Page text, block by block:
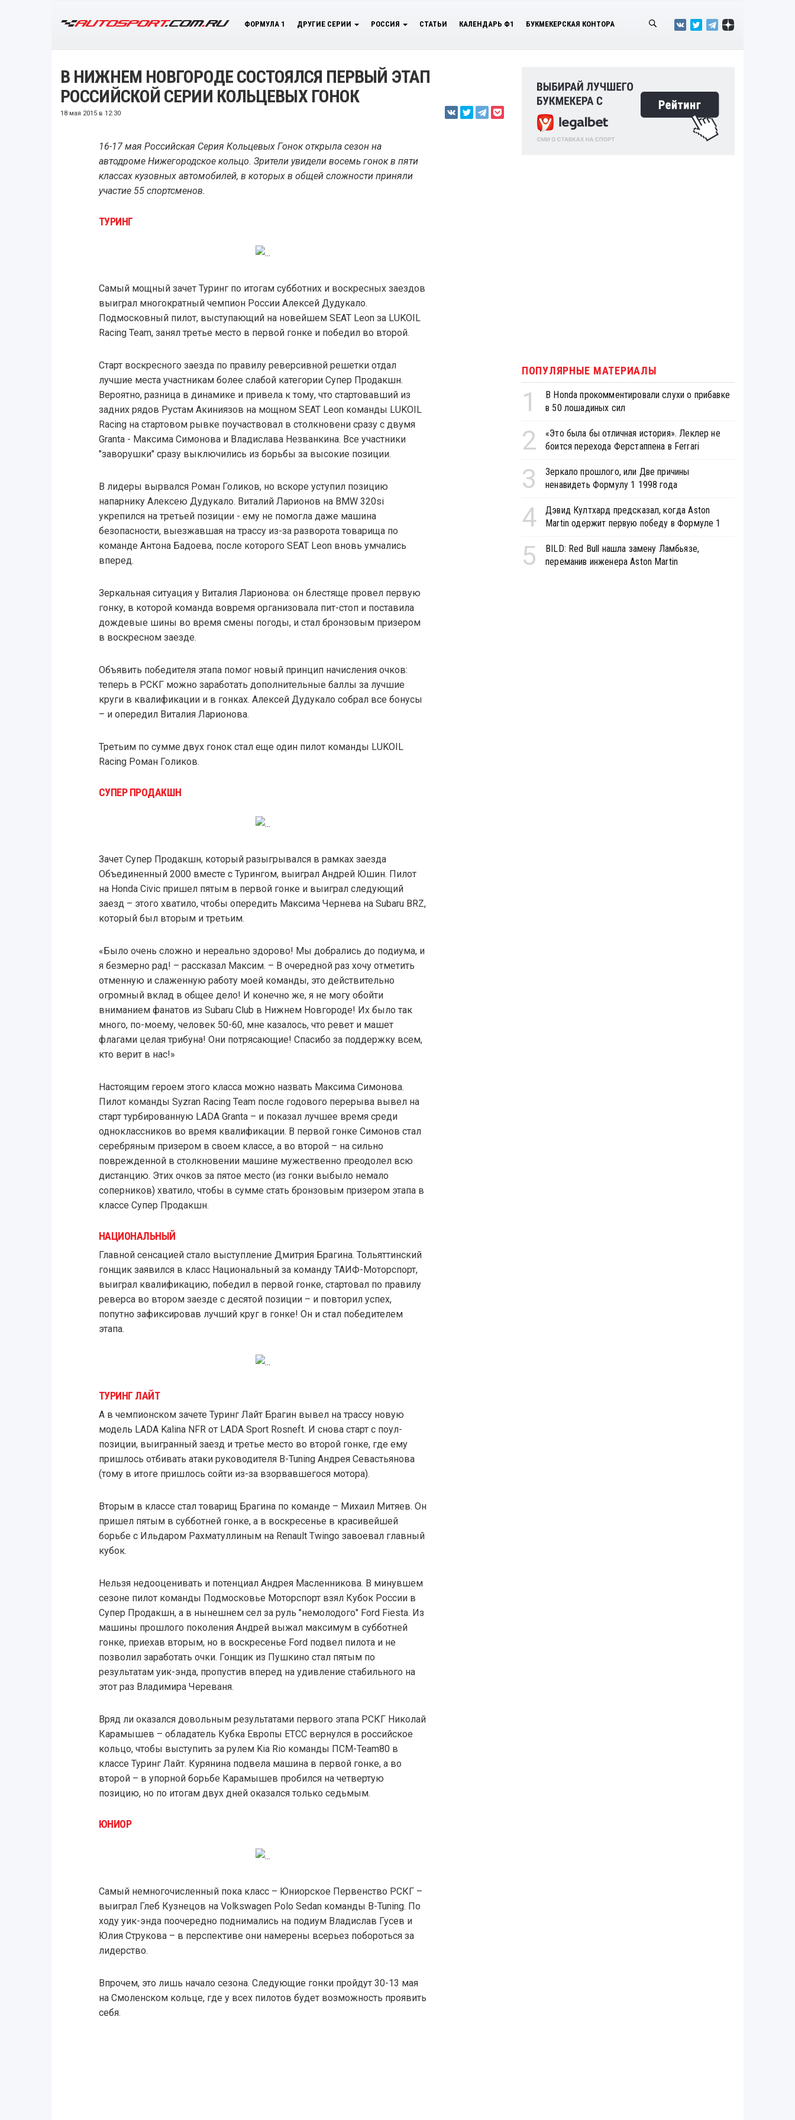
ФОРМУЛА 1 ДРУГИЕ СЕРИИ РОССИЯ СТАТЬИ КАЛЕНДАРЬ Ф1 БУКМЕКЕРСКАЯ КОНТОРА
В НИЖНЕМ НОВГОРОДЕ СОСТОЯЛСЯ ПЕРВЫЙ ЭТАП
РОССИЙСКОЙ СЕРИИ КОЛЬЦЕВЫХ ГОНОК
18 мая 2015 в 12:30
16-17 мая Российская Серия Кольцевых Гонок открыла сезон на
автодроме Нижегородское кольцо. Зрители увидели восемь гонок в пяти
классах кузовных автомобилей, в которых в общей сложности приняли
участие 55 спортсменов.
ТУРИНГ
Самый мощный зачет Туринг по итогам субботних и воскресных заездов
выиграл многократный чемпион России Алексей Дудукало.
Подмосковный пилот, выступающий на новейшем SEAT Leon за LUKOIL
Racing Team, занял третье место в первой гонке и победил во второй.
Старт воскресного заезда по правилу реверсивной решетки отдал
лучшие места участникам более слабой категории Супер Продакшн.
Вероятно, разница в динамике и привела к тому, что стартовавший из
задних рядов Рустам Акиниязов на мощном SEAT Leon команды LUKOIL
Racing на стартовом рывке поучаствовал в столкновени сразу с двумя
Granta - Максима Симонова и Владислава Незванкина. Все участники
"заворушки" сразу выключились из борьбы за высокие позиции.
В лидеры вырвался Роман Голиков, но вскоре уступил позицию
напарнику Алексею Дудукало. Виталий Ларионов на BMW 320si
укрепился на третьей позиции - ему не помогла даже машина
безопасности, выезжавшая на трассу из-за разворота товарища по
команде Антона Бадоева, после которого SEAT Leon вновь умчались
вперед.
Зеркальная ситуация у Виталия Ларионова: он блестяще провел первую
гонку, в которой команда вовремя организовала пит-стоп и поставила
дождевые шины во время смены погоды, и стал бронзовым призером
в воскресном заезде.
Объявить победителя этапа помог новый принцип начисления очков:
теперь в РСКГ можно заработать дополнительные баллы за лучшие
круги в квалификации и в гонках. Алексей Дудукало собрал все бонусы
– и опередил Виталия Ларионова.
Третьим по сумме двух гонок стал еще один пилот команды LUKOIL
Racing Роман Голиков.
СУПЕР ПРОДАКШН
Зачет Супер Продакшн, который разыгрывался в рамках заезда
Объединенный 2000 вместе с Турингом, выиграл Андрей Юшин. Пилот
на Honda Civic пришел пятым в первой гонке и выиграл следующий
заезд – этого хватило, чтобы опередить Максима Чернева на Subaru BRZ,
который был вторым и третьим.
«Было очень сложно и нереально здорово! Мы добрались до подиума, и
я безмерно рад! – рассказал Максим. – В очередной раз хочу отметить
отменную и слаженную работу моей команды, это действительно
огромный вклад в общее дело! И конечно же, я не могу обойти
вниманием фанатов из Subaru Club в Нижнем Новгороде! Их было так
много, по-моему, человек 50-60, мне казалось, что ревет и машет
флагами целая трибуна! Они потрясающие! Спасибо за поддержку всем,
кто верит в нас!»
Настоящим героем этого класса можно назвать Максима Симонова.
Пилот команды Syzran Racing Team после годового перерыва вывел на
старт турбированную LADA Granta – и показал лучшее время среди
одноклассников во время квалификации. В первой гонке Симонов стал
серебряным призером в своем классе, а во второй – на сильно
поврежденной в столкновении машине мужественно преодолел всю
дистанцию. Этих очков за пятое место (из гонки выбыло немало
соперников) хватило, чтобы в сумме стать бронзовым призером этапа в
классе Супер Продакшн.
НАЦИОНАЛЬНЫЙ
Главной сенсацией стало выступление Дмитрия Брагина. Тольяттинский
гонщик заявился в класс Национальный за команду ТАИФ-Моторспорт,
выиграл квалификацию, победил в первой гонке, стартовал по правилу
реверса во втором заезде с десятой позиции – и повторил успех,
попутно зафиксировав лучший круг в гонке! Он и стал победителем
этапа.
ТУРИНГ ЛАЙТ
А в чемпионском зачете Туринг Лайт Брагин вывел на трассу новую
модель LADA Kalina NFR от LADA Sport Rosneft. И снова старт с поул-
позиции, выигранный заезд и третье место во второй гонке, где ему
пришлось отбивать атаки руководителя B-Tuning Андрея Севастьянова
(тому в итоге пришлось сойти из-за взорвавшегося мотора).
Вторым в классе стал товарищ Брагина по команде – Михаил Митяев. Он
пришел пятым в субботней гонке, а в воскресенье в красивейшей
борьбе с Ильдаром Рахматуллиным на Renault Twingo завоевал главный
кубок.
Нельзя недооценивать и потенциал Андрея Масленникова. В минувшем
сезоне пилот команды Подмосковье Моторспорт взял Кубок России в
Супер Продакшн, а в нынешнем сел за руль "немолодого" Ford Fiesta. Из
машины прошлого поколения Андрей выжал максимум в субботней
гонке, приехав вторым, но в воскресенье Ford подвел пилота и не
позволил заработать очки. Гонщик из Пушкино стал пятым по
результатам уик-энда, пропустив вперед на удивление стабильного на
этот раз Владимира Череваня.
Вряд ли оказался довольным результатами первого этапа РСКГ Николай
Карамышев – обладатель Кубка Европы ETCC вернулся в российское
кольцо, чтобы выступить за рулем Kia Rio команды ПСМ-Team80 в
классе Туринг Лайт. Курянина подвела машина в первой гонке, а во
второй – в упорной борьбе Карамышев пробился на четвертую
позицию, но по итогам двух дней оказался только седьмым.
ЮНИОР
Самый немногочисленный пока класс – Юниорское Первенство РСКГ –
выиграл Глеб Кузнецов на Volkswagen Polo Sedan команды B-Tuning. По
ходу уик-энда поочередно поднимались на подиум Владислав Гусев и
Юлия Струкова – в перспективе они намерены всерьез побороться за
лидерство.
Впрочем, это лишь начало сезона. Следующие гонки пройдут 30-13 мая
на Смоленском кольце, где у всех пилотов будет возможность проявить
себя.
ПОПУЛЯРНЫЕ МАТЕРИАЛЫ
1
В Honda прокомментировали слухи о прибавке
в 50 лошадиных сил
2
«Это была бы отличная история». Леклер не
боится перехода Ферстаппена в Ferrari
3
Зеркало прошлого, или Две причины
ненавидеть Формулу 1 1998 года
4
Дэвид Култхард предсказал, когда Aston
Martin одержит первую победу в Формуле 1
5
BILD: Red Bull нашла замену Ламбьязе,
переманив инженера Aston Martin